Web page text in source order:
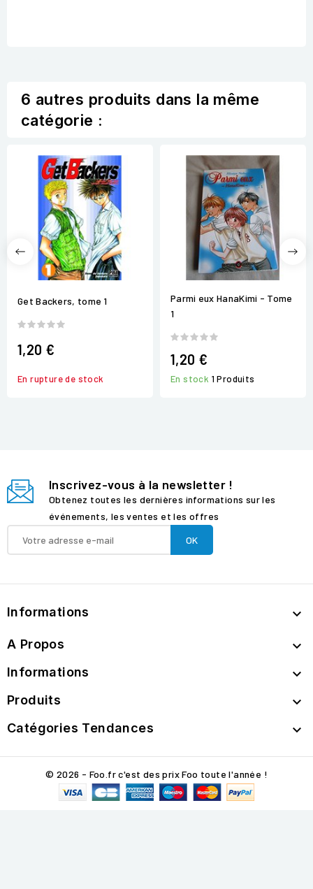
6 autres produits dans la même
catégorie :
Get Backers, tome 1
1,20 €
En rupture de stock
Parmi eux HanaKimi - Tome
1
1,20 €
En stock 1 Produits
Inscrivez-vous à la newsletter !
Obtenez toutes les dernières informations sur les
événements, les ventes et les offres
Informations 
A Propos 
Informations 
Produits 
Catégories Tendances 
© 2026 - Foo.fr c'est des prix Foo toute l'année !